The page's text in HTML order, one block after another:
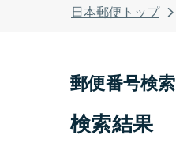
日本郵便トップ
郵便番号検索
検索結果